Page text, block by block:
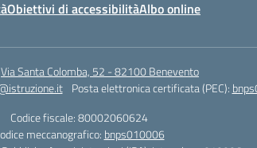
Obiettivi di accessibilitàAlbo online
Via Santa Colomba, 52 - 82100 Benevento
Posta elettronica certificata (PEC):
Codice fiscale: 80002060624
meccanografico: bnps010006